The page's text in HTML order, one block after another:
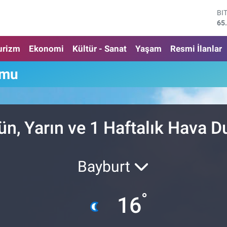
Ekonomi Kültür - Sanat Yaşam Resmi İlanlar
Yarın ve 1 Haftalık Hava
Bayburt
16°